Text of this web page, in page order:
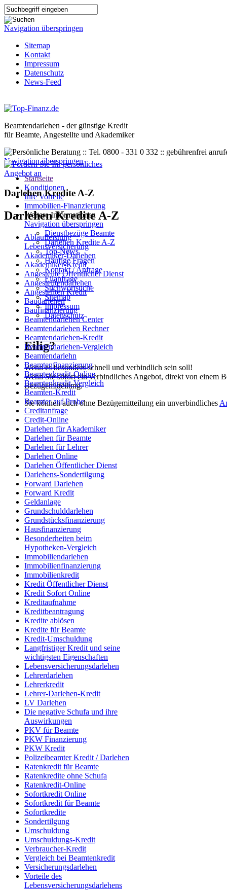
Navigation überspringen
Sitemap
Kontakt
Impressum
Datenschutz
News-Feed
Beamtendarlehen - der günstige Kredit
für Beamte, Angestellte und Akademiker
Navigation überspringen
Startseite
Konditionen
Ihre Vorteile
Immobilien-Finanzierung
Weitere Informationen
Navigation überspringen
Dienstbezüge Beamte
Darlehen Kredite A-Z
Top-News
Häufige Fragen
Kontakt / Anfrage
Eilanfrage
Stichwortsuche
Sitemap
Impressum
Datenschutz
Eilig?
Wenn es besonders schnell und verbindlich sein soll!
Wenn Sie sofort ein verbindliches Angebot, direkt von einem
Bezügemitteilung.
Sie können auch ohne Bezügemitteilung ein unverbindliches
Darlehen Kredite A-Z
Darlehen Kredite A-Z
Ablaufleistung
Lebensversicherung
Akademiker-Darlehen
Akademiker-Kredit
Angestellte Öffentlicher Dienst
Angestelltendarlehen
Angestellten Kredit
Baudarlehen
Baufinanzierung
Beamtendarlehen Center
Beamtendarlehen Rechner
Beamtendarlehen-Kredit
Beamtendarlehen-Vergleich
Beamtendarlehn
Beamtenfinanzierung
Beamtenkredit-Online
Beamtenkredit-Vergleich
Beamten-Kredit
Beamter auf Probe
Creditanfrage
Credit-Online
Darlehen für Akademiker
Darlehen für Beamte
Darlehen für Lehrer
Darlehen Online
Darlehen Öffentlicher Dienst
Darlehens-Sondertilgung
Forward Darlehen
Forward Kredit
Geldanlage
Grundschulddarlehen
Grundstücksfinanzierung
Hausfinanzierung
Besonderheiten beim
Hypotheken-Vergleich
Immobiliendarlehen
Immobilienfinanzierung
Immobilienkredit
Kredit Öffentlicher Dienst
Kredit Sofort Online
Kreditaufnahme
Kreditbeantragung
Kredite ablösen
Kredite für Beamte
Kredit-Umschuldung
Langfristiger Kredit und seine
wichtigsten Eigenschaften
Lebensversicherungsdarlehen
Lehrerdarlehen
Lehrerkredit
Lehrer-Darlehen-Kredit
LV Darlehen
Die negative Schufa und ihre
Auswirkungen
PKV für Beamte
PKW Finanzierung
PKW Kredit
Polizeibeamter Kredit / Darlehen
Ratenkredit für Beamte
Ratenkredite ohne Schufa
Ratenkredit-Online
Sofortkredit Online
Sofortkredit für Beamte
Sofortkredite
Sondertilgung
Umschuldung
Umschuldungs-Kredit
Verbraucher-Kredit
Vergleich bei Beamtenkredit
Versicherungsdarlehen
Vorteile des
Lebensversicherungsdarlehens